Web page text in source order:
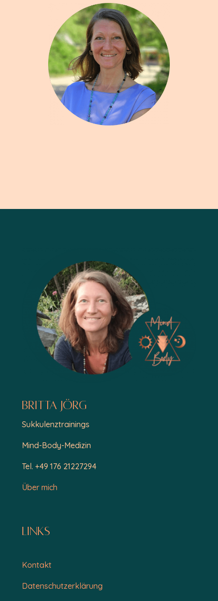
Britta Jörg
Sukkulenztrainings
Mind-Body-Medizin
Tel. +49 176 21227294
Über mich
Links
Kontakt
Datenschutzerklärung